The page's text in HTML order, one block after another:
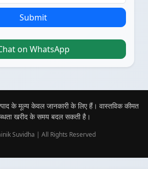
Submit
on WhatsApp
के मूल्य केवल जानकारी के लिए हैं। वास्तविक कीमत
खरीद के समय बदल सकती है।
Suvidha | All Rights Reserved